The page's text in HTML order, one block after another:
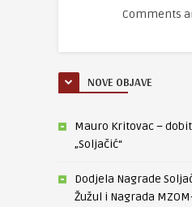
Comments
NOVE OBJAVE
Mauro Kritovac –
„Soljačić“
Dodjela Nagrade
Žužul i Nagrada